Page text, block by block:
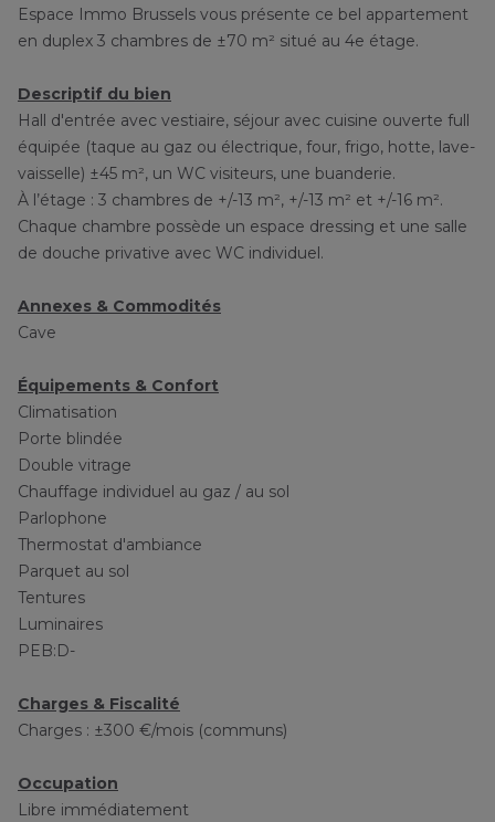
Espace Immo Brussels vous présente ce bel appartement
en duplex 3 chambres de ±70 m² situé au 4e étage.
Descriptif du bien
Hall d'entrée avec vestiaire, séjour avec cuisine ouverte full
équipée (taque au gaz ou électrique, four, frigo, hotte, lave-
vaisselle) ±45 m², un WC visiteurs, une buanderie.
À l’étage : 3 chambres de +/-13 m², +/-13 m² et +/-16 m².
Chaque chambre possède un espace dressing et une salle
de douche privative avec WC individuel.
Annexes & Commodités
Cave
Équipements & Confort
Climatisation
Porte blindée
Double vitrage
Chauffage individuel au gaz / au sol
Parlophone
Thermostat d'ambiance
Parquet au sol
Tentures
Luminaires
PEB:D-
Charges & Fiscalité
Charges : ±300 €/mois (communs)
Occupation
Libre immédiatement